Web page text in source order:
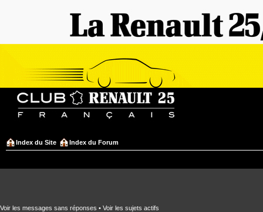
Index du Site Index du Forum
Voir les messages sans réponses • Voir les sujets actifs